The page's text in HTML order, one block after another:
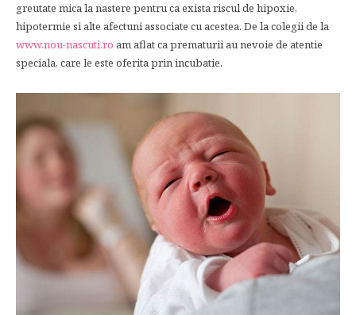
greutate mica la nastere pentru ca exista riscul de hipoxie,
hipotermie si alte afectuni associate cu acestea. De la colegii de la
www.nou-nascuti.ro am aflat ca prematurii au nevoie de atentie
speciala, care le este oferita prin incubatie.